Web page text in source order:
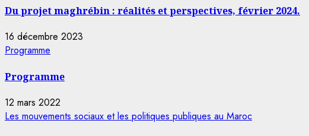
Du projet maghrébin : réalités et perspectives, février 2024.
16 décembre 2023
Programme
Programme
12 mars 2022
Les mouvements sociaux et les politiques publiques au Maroc